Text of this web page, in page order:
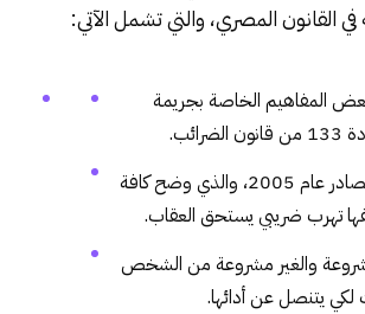
القانون المصري، والتي تشمل الآتي:
المفاهيم الخاصة بجريمة
فإنه جاء في رقم 91 الصادر عام 2005، والذي وضح كافة
تهرب ضريبي يستحق العقاب.
والغير مشروعة من الشخص
لكي يتنصل عن أدائها.